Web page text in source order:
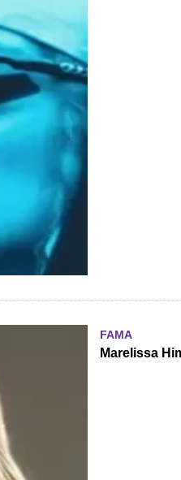
FAMA
Marelissa